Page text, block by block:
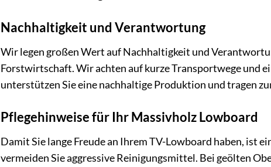
Nachhaltigkeit und Verantwortung
Wir legen großen Wert auf Nachhaltigkeit und
Forstwirtschaft. Wir achten auf kurze Transportwege und
unterstützen Sie eine nachhaltige Produktion und tragen
Pflegehinweise für Ihr Massivholz Lowboard
Damit Sie lange Freude an Ihrem TV-Lowboard haben, ist
vermeiden Sie aggressive Reinigungsmittel. Bei geölten